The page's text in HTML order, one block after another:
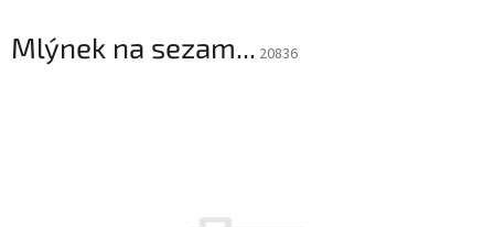
Mlýnek na sezam... 20836